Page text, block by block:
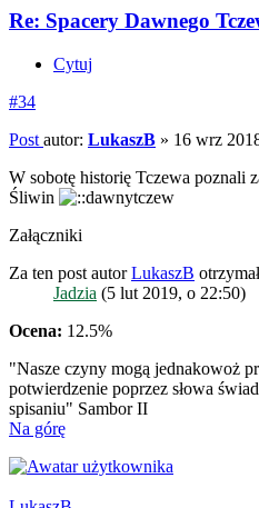
Re: Spacery Dawnego
Cytuj
#34
Post autor: LukaszB » 16 wrz
W sobotę historię Tczewa poznali
Śliwin
Załączniki
Za ten post autorLukaszB
Jadzia (5 lut 2019, o 22:50)
Ocena: 12.5%
"Nasze czyny mogą jednakowoż
potwierdzenie poprzez słowa
spisaniu" Sambor II
Na górę